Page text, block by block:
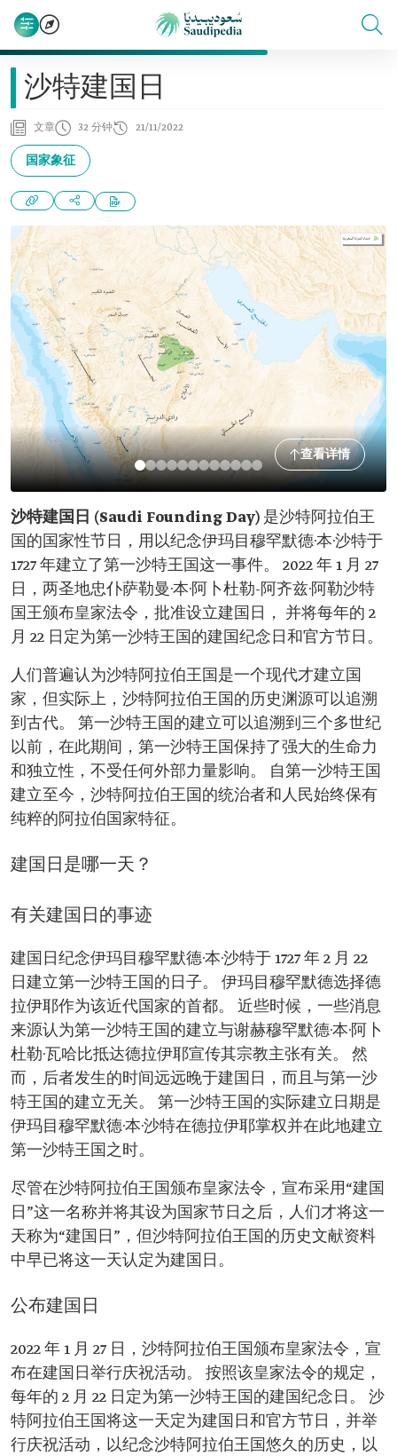
沙特建国日
文章 32 分钟 21/11/2022
国家象征
查看详情
沙特建国日 (Saudi Founding Day) 是沙特阿拉伯王
国的国家性节日，用以纪念伊玛目穆罕默德·本·沙特于
1727 年建立了第一沙特王国这一事件。 2022 年 1 月 27
日，两圣地忠仆萨勒曼·本·阿卜杜勒-阿齐兹·阿勒沙特
国王颁布皇家法令，批准设立建国日， 并将每年的 2
月 22 日定为第一沙特王国的建国纪念日和官方节日。
人们普遍认为沙特阿拉伯王国是一个现代才建立国
家，但实际上，沙特阿拉伯王国的历史渊源可以追溯
到古代。 第一沙特王国的建立可以追溯到三个多世纪
以前，在此期间，第一沙特王国保持了强大的生命力
和独立性，不受任何外部力量影响。 自第一沙特王国
建立至今，沙特阿拉伯王国的统治者和人民始终保有
纯粹的阿拉伯国家特征。
建国日是哪一天？
有关建国日的事迹
建国日纪念伊玛目穆罕默德·本·沙特于 1727 年 2 月 22
日建立第一沙特王国的日子。 伊玛目穆罕默德选择德
拉伊耶作为该近代国家的首都。 近些时候，一些消息
来源认为第一沙特王国的建立与谢赫穆罕默德·本·阿卜
杜勒·瓦哈比抵达德拉伊耶宣传其宗教主张有关。 然
而，后者发生的时间远远晚于建国日，而且与第一沙
特王国的建立无关。 第一沙特王国的实际建立日期是
伊玛目穆罕默德·本·沙特在德拉伊耶掌权并在此地建立
第一沙特王国之时。
尽管在沙特阿拉伯王国颁布皇家法令，宣布采用“建国
日”这一名称并将其设为国家节日之后，人们才将这一
天称为“建国日”，但沙特阿拉伯王国的历史文献资料
中早已将这一天认定为建国日。
公布建国日
2022 年 1 月 27 日，沙特阿拉伯王国颁布皇家法令，宣
布在建国日举行庆祝活动。 按照该皇家法令的规定，
每年的 2 月 22 日定为第一沙特王国的建国纪念日。 沙
特阿拉伯王国将这一天定为建国日和官方节日，并举
行庆祝活动，以纪念沙特阿拉伯王国悠久的历史，以